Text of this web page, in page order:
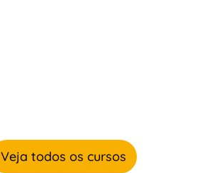
Veja todos os cursos